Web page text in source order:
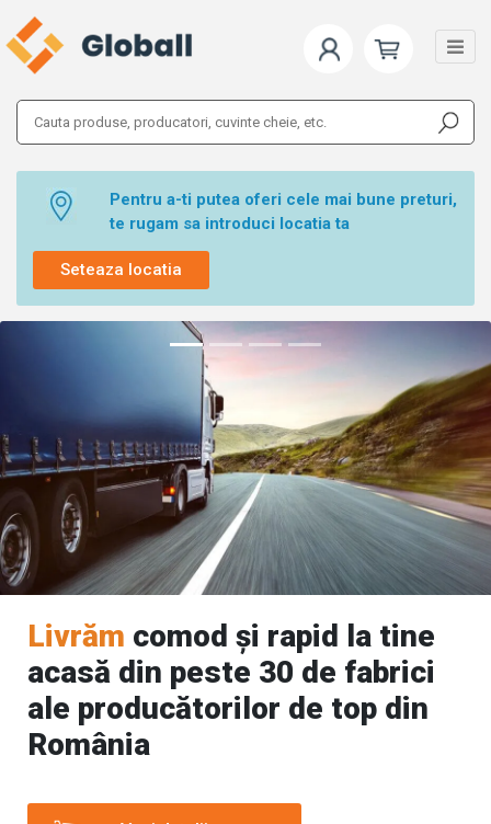
Pentru a-ti putea oferi cele mai bune preturi,
te rugam sa introduci locatia ta
Seteaza locatia
la tine
de fabrici
de top din
Peste 1500 de
pavaje, dale,
sisteme de